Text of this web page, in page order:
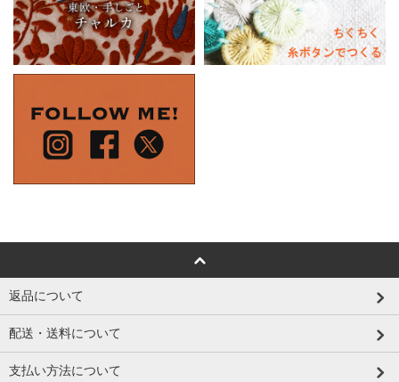
返品について
配送・送料について
支払い方法について